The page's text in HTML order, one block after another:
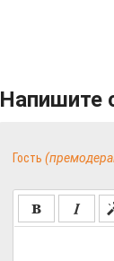
Напишите
Гость